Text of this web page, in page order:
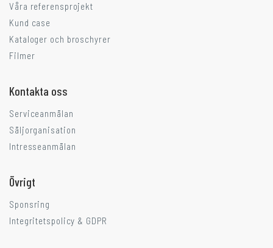
Våra referensprojekt
Kund case
Kataloger och broschyrer
Filmer
Kontakta oss
Serviceanmälan
Säljorganisation
Intresseanmälan
Övrigt
Sponsring
Integritetspolicy & GDPR